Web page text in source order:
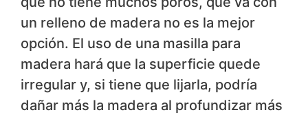
un relleno de madera no es la mejor
opción. El uso de una masilla para
madera hará que la superficie quede
irregular y, si tiene que lijarla, podría
dañar más la madera al profundizar más